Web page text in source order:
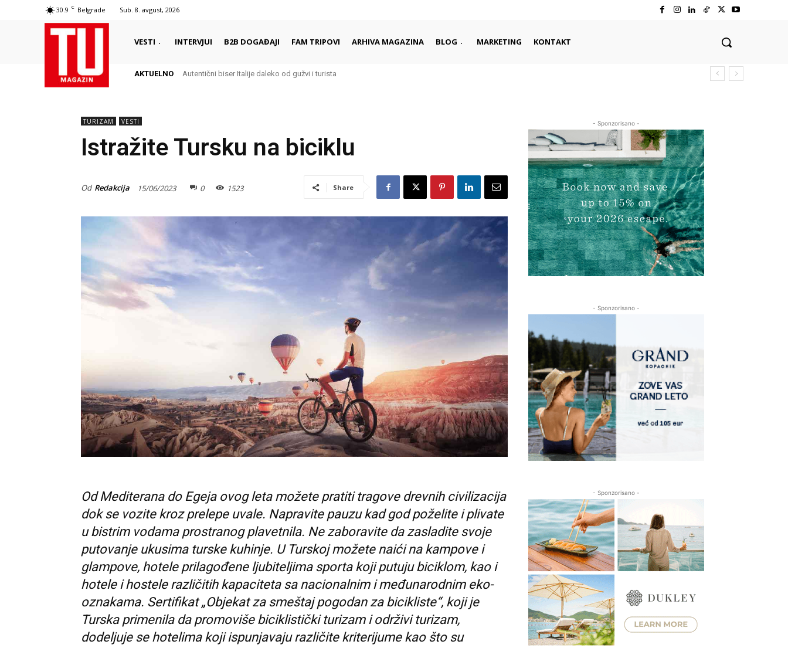
30.9 C Belgrade Sub. 8. avgust, 2026
VESTI INTERVJUI B2B DOGAĐAJI FAM TRIPOVI ARHIVA MAGAZINA BLOG MARKETING KONTAKT
AKTUELNO Autentični biser Italije daleko od gužvi i turista
TURIZAM VESTI
Istražite Tursku na biciklu
Od Redakcija 15/06/2023 0 1523 Share
Od Mediterana do Egeja ovog leta možete pratiti tragove drevnih civilizacija
dok se vozite kroz prelepe uvale. Napravite pauzu kad god poželite i plivate
u bistrim vodama prostranog plavetnila. Ne zaboravite da zasladite svoje
putovanje ukusima turske kuhinje. U Turskoj možete naići na kampove i
glampove, hotele prilagođene ljubiteljima sporta koji putuju biciklom, kao i
hotele i hostele različitih kapaciteta sa nacionalnim i međunarodnim eko-
oznakama. Sertifikat „Objekat za smeštaj pogodan za bicikliste“, koji je
Turska primenila da promoviše biciklistički turizam i održivi turizam,
dodeljuje se hotelima koji ispunjavaju različite kriterijume kao što su
- Sponzorisano -
- Sponzorisano -
- Sponzorisano -